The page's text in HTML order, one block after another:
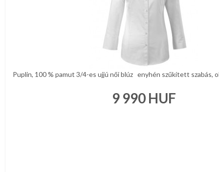
Puplin, 100 % pamut 3/4-es ujjú női blúz enyhén szűkített szabás,
9 990 HUF